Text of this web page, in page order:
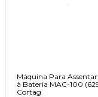
Máquina Para Assentar
à Bateria MAC-100
Cortag